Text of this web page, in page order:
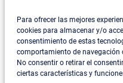
Para ofrecer las mejores
cookies para almacenar y/o
consentimiento de estas
comportamiento de navegación
No consentir o retirar el
ciertas características y
Blog